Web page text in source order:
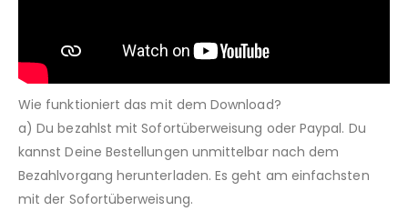
Wie funktioniert das mit dem Download?
a) Du bezahlst mit Sofortüberweisung oder Paypal. Du
kannst Deine Bestellungen unmittelbar nach dem
Bezahlvorgang herunterladen. Es geht am einfachsten
mit der Sofortüberweisung.